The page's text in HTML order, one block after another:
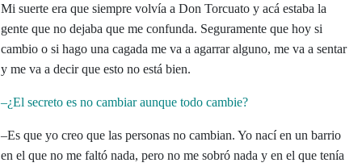
Mi suerte era que siempre volvía a Don Torcuato y acá estaba la
gente que no dejaba que me confunda. Seguramente que hoy si
cambio o si hago una cagada me va a agarrar alguno, me va a sentar
y me va a decir que esto no está bien.
–¿El secreto es no cambiar aunque todo cambie?
–Es que yo creo que las personas no cambian. Yo nací en un barrio
en el que no me faltó nada, pero no me sobró nada y en el que tenía